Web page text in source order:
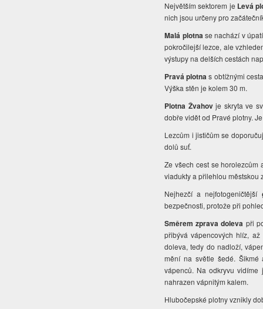
Největším sektorem je Levá
nich jsou určeny pro
Malá plotna se nachází v
pokročilejší lezce, ale
výstupy na delších cestách
Pravá plotnas obtížnými
Výška stěn je kolem 30 m.
Plotna Žvahovje skryta ve
dobře vidět od Pravé plotny.
Lezcům i jističům se
dolů suť.
Ze všech cest se
viadukty a přilehlou městskou
Nejhezčí a nejfotogeničtější
bezpečnosti, protože při
Směrem zprava doleva při
přibývá vápencových hlíz,
doleva, tedy do nadloží,
mění na světle šedé. Šikmé
vápenců. Na odkryvu
nahrazen vápnitým kalem.
Hlubočepské plotny vznikly